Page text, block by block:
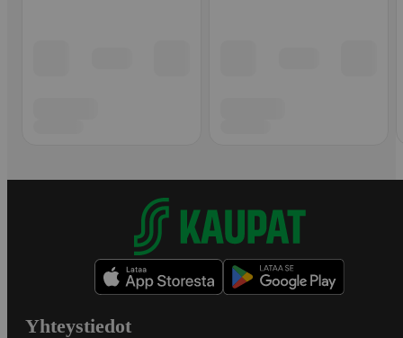
Yhteystiedot